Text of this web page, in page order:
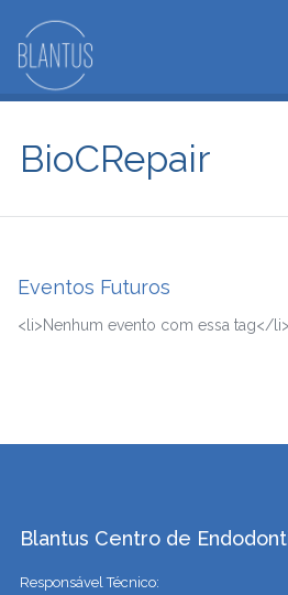
BioCRepair
Eventos Futuros
<li>Nenhum evento com essa tag</li>
Blantus Centro de
Responsável Técnico: